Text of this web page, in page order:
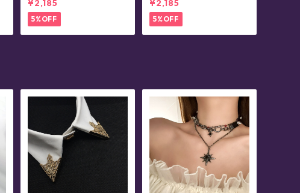
ーン付きタックピン(全78種)
¥2,185
5%OFF
セット/全5色)
¥2,185
5%OFF